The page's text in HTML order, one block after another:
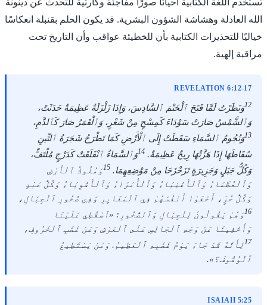
الله العادلة وهشاشة الشؤون البشرية. قد يكون الحلم بقنبلة انعكاسًا
خياليًا للتحذيرات الكتابية بأن للخطيئة عواقب وأن التاريخ تحت
مراقبة إلهية.
REVELATION 6:12-17
12وَنَظَرْتُ لَمَّا فَتَحَ ٱلْخَتْمَ ٱلسَّادِسَ، وَإِذَا زَلْزَلَةٌ عَظِيمَةٌ حَدَثَتْ،
وَٱلشَّمْسُ صَارَتْ سَوْدَاءَ كَمِسْحٍ مِنْ شَعْرٍ، وَٱلْقَمَرُ صَارَ كَٱلدَّمِ،
13وَنُجُومُ ٱلسَّمَاءِ سَقَطَتْ إِلَى ٱلْأَرْضِ كَمَا تَطْرَحُ شَجَرَةُ ٱلتِّينِ
سُقَاطَهَا إِذَا هَزَّتْهَا رِيحٌ عَظِيمَةٌ. 14وَٱلسَّمَاءُ ٱنْفَلَقَتْ كَدَرْجٍ مُلْتَفٍّ،
وَكُلُّ جَبَلٍ وَجَزِيرَةٍ تَزَحْزَحَا مِنْ مَوْضِعِهِمَا. 15وَمُلُوكُ ٱلْأَرْضِ
وَٱلْعُظَمَاءُ وَٱلْأَغْنِيَاءُ وَٱلْأُمَرَاءُ وَٱلْأَقْوِيَاءُ وَكُلُّ عَبْدٍ
وَكُلُّ حُرٍّ، أَخْفَوْا أَنْفُسَهُمْ فِي ٱلْمَغَايِرِ وَفِي صُخُورِ ٱلْجِبَالِ،
16وَهُمْ يَقُولُونَ لِلْجِبَالِ وَٱلصُّخُورِ: «ٱسْقُطِي عَلَيْنَا
وَأَخْفِينَا عَنْ وَجْهِ ٱلْجَالِسِ عَلَى ٱلْعَرْشِ وَعَنْ غَضَبِ ٱلْخَرُوفِ،
17لِأَنَّهُ قَدْ جَاءَ يَوْمُ غَضَبِهِ ٱلْعَظِيمُ. وَمَنْ يَسْتَطِيعُ
ٱلْوُقُوفَ؟».
ISAIAH 5:25